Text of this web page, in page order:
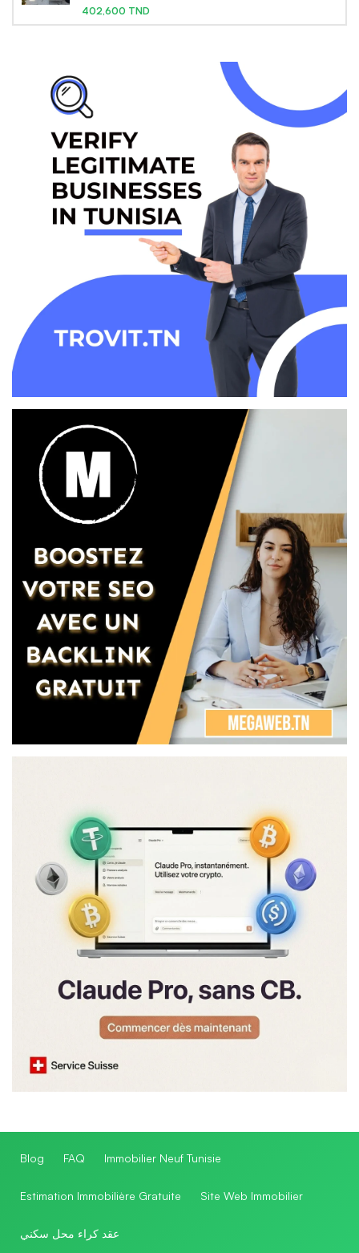
402,600 TND
Blog FAQ Immobilier Neuf Tunisie
Estimation Immobilière Gratuite Site Web Immobilier
عقد كراء محل سكني